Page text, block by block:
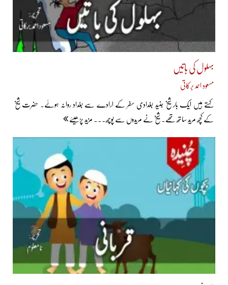
بہلول کی باتیں
مسعود احمد برکاتی
کہتے ہیں ایک بار شیخ جنید بغدادی سفر کے ارادے سے بغداد روانہ ہوئے۔ حضرت شیخ
کے کچھ مرید ساتھ تھے۔ شیخ نے مریدوں سے پوچھ... مزید پڑھیئے